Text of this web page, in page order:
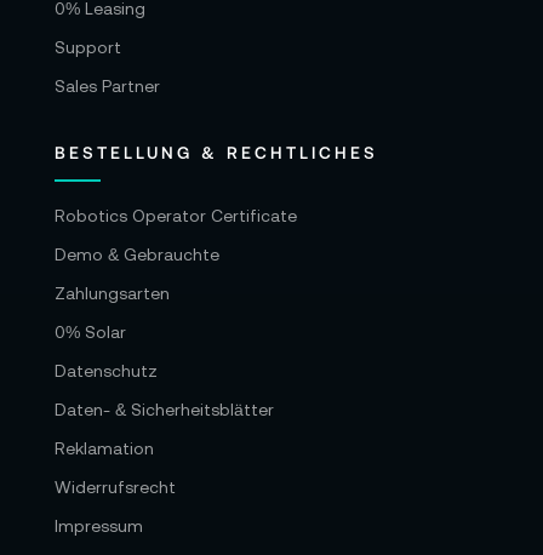
0% Leasing
Support
Sales Partner
BESTELLUNG & RECHTLICHES
Robotics Operator Certificate
Demo & Gebrauchte
Zahlungsarten
0% Solar
Datenschutz
Daten- & Sicherheitsblätter
Reklamation
Widerrufsrecht
Impressum